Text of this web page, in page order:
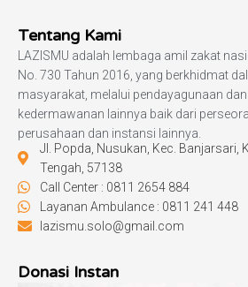
Tentang Kami
LAZISMU adalah lembaga amil zakat
No. 730 Tahun 2016, yang berkhidmat
masyarakat, melalui pendayagunaan
kedermawanan lainnya baik dari
perusahaan dan instansi lainnya.
Jl. Popda, Nusukan, Kec. Banjarsari,
Tengah, 57138
Call Center : 0811 2654 884
Layanan Ambulance : 0811 241 448
lazismu.solo@gmail.com
Donasi Instan